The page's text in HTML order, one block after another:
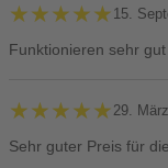
★★★★★
★★★★★ 15.
Funktionieren sehr gut
★★★★★
★★★★★ 29.
Sehr guter Preis für